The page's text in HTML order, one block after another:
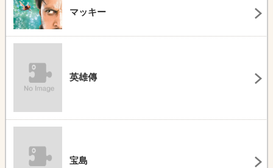
マッキー
英雄傳
宝島